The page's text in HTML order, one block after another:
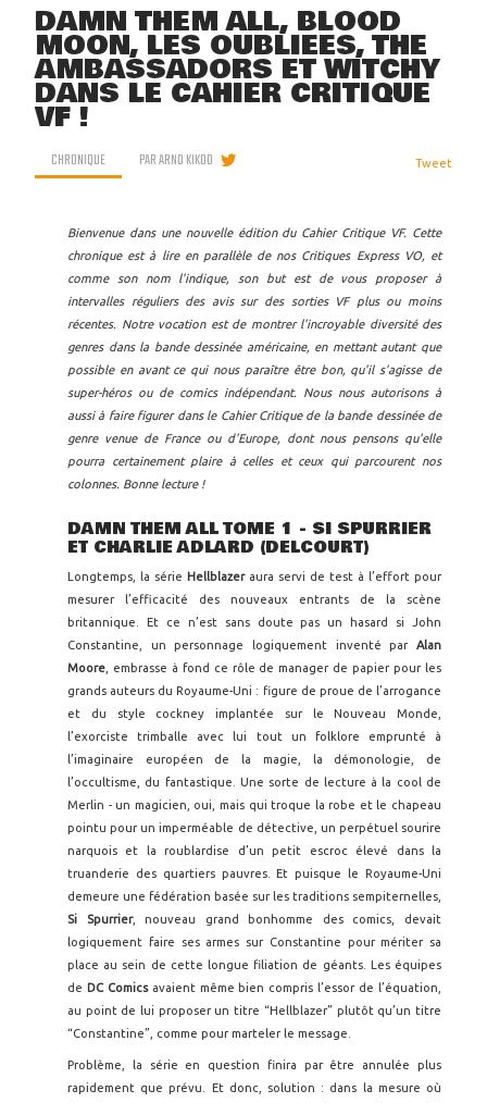
DAMN THEM ALL, BLOOD
MOON, LES OUBLIÉES, THE
AMBASSADORS ET WITCHY
DANS LE CAHIER CRITIQUE
VF !
CHRONIQUE PARARNO KIKOO Tweet
Bienvenue dans une nouvelle édition du Cahier Critique VF. Cette
chronique est à lire en parallèle de nos Critiques Express VO, et
comme son nom l'indique, son but est de vous proposer à
intervalles réguliers des avis sur des sorties VF plus ou moins
récentes. Notre vocation est de montrer l'incroyable diversité des
genres dans la bande dessinée américaine, en mettant autant que
possible en avant ce qui nous paraître être bon, qu'il s'agisse de
super-héros ou de comics indépendant. Nous nous autorisons à
aussi à faire figurer dans le Cahier Critique de la bande dessinée de
genre venue de France ou d'Europe, dont nous pensons qu'elle
pourra certainement plaire à celles et ceux qui parcourent nos
colonnes. Bonne lecture !
DAMN THEM ALL TOME 1 - SI SPURRIER
ET CHARLIE ADLARD (DELCOURT)
Longtemps, la série Hellblazer aura servi de test à l’effort pour
mesurer l’efficacité des nouveaux entrants de la scène
britannique. Et ce n’est sans doute pas un hasard si John
Constantine, un personnage logiquement inventé par Alan
Moore , embrasse à fond ce rôle de manager de papier pour les
grands auteurs du Royaume-Uni : figure de proue de l’arrogance
et du style cockney implantée sur le Nouveau Monde,
l’exorciste trimballe avec lui tout un folklore emprunté à
l’imaginaire européen de la magie, la démonologie, de
l’occultisme, du fantastique. Une sorte de lecture à la cool de
Merlin - un magicien, oui, mais qui troque la robe et le chapeau
pointu pour un imperméable de détective, un perpétuel sourire
narquois et la roublardise d’un petit escroc élevé dans la
truanderie des quartiers pauvres. Et puisque le Royaume-Uni
demeure une fédération basée sur les traditions sempiternelles,
Si Spurrier, nouveau grand bonhomme des comics, devait
logiquement faire ses armes sur Constantine pour mériter sa
place au sein de cette longue filiation de géants. Les équipes
de DC Comicsavaient même bien compris l’essor de l’équation,
au point de lui proposer un titre “Hellblazer” plutôt qu’un titre
“Constantine”, comme pour marteler le message.
Problème, la série en question finira par être annulée plus
rapidement que prévu. Et donc, solution : dans la mesure où